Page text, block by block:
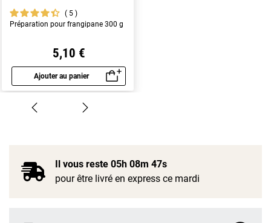
5
Préparation pour frangipane 300 g
5,10 €
Ajouter au panier
Aperçu rapide
Il vous reste 05h 08m 47s
pour être livré en express ce mardi